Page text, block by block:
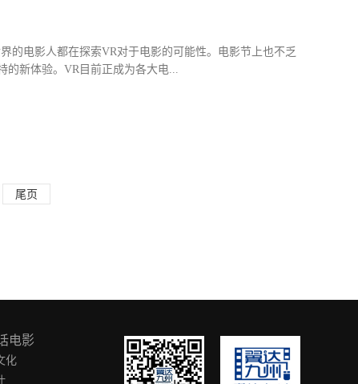
的电影人都在探索VR对于电影的可能性。电影节上也不乏
的新体验。VR目前正成为各大电...
。而不是说我静静的等在这儿，来看整个导演给我设计的
尾页
电影
化